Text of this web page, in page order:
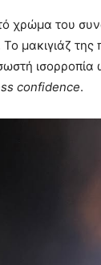
χρώμα του
μακιγιάζ της
ισορροπία
confidence.